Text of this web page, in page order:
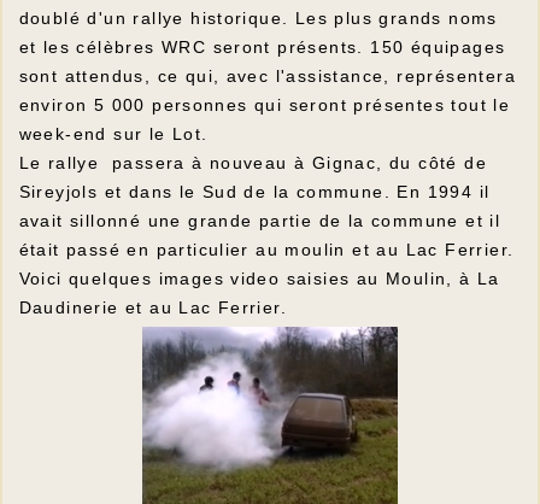
doublé d'un rallye historique. Les plus grands noms
et les célèbres WRC seront présents. 150 équipages
sont attendus, ce qui, avec l'assistance, représentera
environ 5 000 personnes qui seront présentes tout le
week-end sur le Lot.
Le rallye passera à nouveau à Gignac, du côté de
Sireyjols et dans le Sud de la commune. En 1994 il
avait sillonné une grande partie de la commune et il
était passé en particulier au moulin et au Lac Ferrier.
Voici quelques images video saisies au Moulin, à La
Daudinerie et au Lac Ferrier.